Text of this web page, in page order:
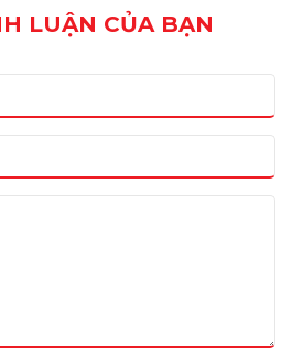
LUẬN CỦA BẠN